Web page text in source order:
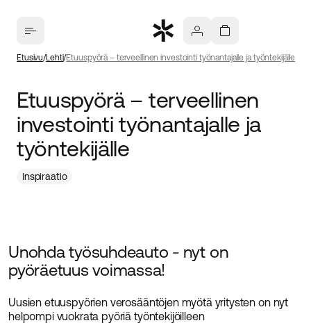
Etusivu Lehti Etuuspyörä – terveellinen investointi työnantajalle ja työntekijälle
Etuuspyörä – terveellinen
investointi työnantajalle ja
työntekijälle
Inspiraatio
Unohda työsuhdeauto - nyt on
pyöräetuus voimassa!
Uusien etuuspyörien verosääntöjen myötä yritysten on nyt
helpompi vuokrata pyöriä työntekijöilleen